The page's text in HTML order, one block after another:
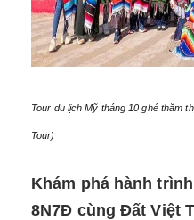
Tour du lịch Mỹ tháng 10 ghé thăm
Tour)
Khám phá hành
8N7Đ cùng Đất Việt